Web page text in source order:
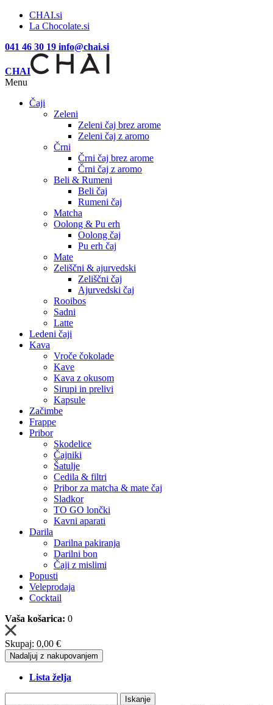
CHAI.si
La Chocolate.si
041 46 30 19 info@chai.si
CHAI
Menu
Čaji
Zeleni
Zeleni čaj brez arome
Zeleni čaj z aromo
Črni
Črni čaj brez arome
Črni čaj z aromo
Beli & Rumeni
Beli čaj
Rumeni čaj
Matcha
Oolong & Pu erh
Oolong čaj
Pu erh čaj
Mate
Zeliščni & ajurvedski
Zeliščni čaj
Ajurvedski čaj
Rooibos
Sadni
Latte
Ledeni čaji
Kava
Vroče čokolade
Kave
Kava z okusom
Sirupi in prelivi
Kapsule
Začimbe
Frappe
Pribor
Skodelice
Čajniki
Šatulje
Cedila & filtri
Pribor za matcha & mate čaj
Sladkor
TO GO lončki
Kavni aparati
Darila
Darilna pakiranja
Darilni bon
Čaji z mislimi
Popusti
Veleprodaja
Cocktail
Vaša košarica: 0
Skupaj: 0,00 €
Nadaljuj z nakupovanjem
Lista želja
Iskanje